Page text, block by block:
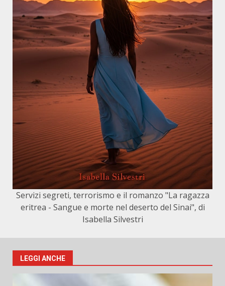
Servizi segreti, terrorismo e il romanzo "La ragazza
eritrea - Sangue e morte nel deserto del Sinai", di
Isabella Silvestri
LEGGI ANCHE